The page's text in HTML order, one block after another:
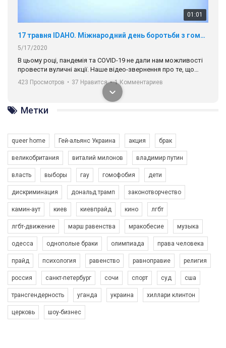
01:01
17 травня IDAHO. Міжнародний день боротьби з гомофобією трансфобією і біфобія.
5/17/2020
В цьому році, пандемія та COVІD-19 не дали нам можливості
провести вуличні акції. Наше відео-звернення про те, що
навіть коли ми у різних містах та не можемо зустрінеться, ми
разом. Ми закликаємо всіх хто поділяє цінності рівності та
солідарності, приєднатися до нас. Регіональні підрозділи
ГАУ є в 16 областях України.
Разом наш голос лунає гучніше!
423 Просмотров • 37 Нравится • 1 Комментариев
Зупинимо насильство проти ЛГБТ в Україні! Stop violence against LGBT in Ukraine!
6/30/2017
Емоційний та вражаючий промо-ролік на конкурс PACT, який
представляє програму "Гей-альянс Україна" з протидії
насильству проти ЛГБТ в Україні.
Ми просимо вашої підтримки, щоб реалізувати нашу
програму з боротьби з насильством проти ЛГБТ в Україні.
Якщо ти хочеш підтримати нас - просто натисни "лайк" під
1.9K Просмотров • 226 Нравится • 5 Комментариев
Метки
queer home Гей-альянс Украина акция брак
великобритания виталий милонов владимир путин
власть выборы гау гомофобия дети
дискриминация дональд трамп законотворчество
камин-аут киев киевпрайд кино лгбт
лгбт-движение марш равенства мракобесие музыка
одесса однополые браки олимпиада права человека
прайд психология равенство равноправие религия
россия санкт-петербург сочи спорт суд сша
трансгендерность уганда украина хиллари клинтон
церковь шоу-бизнес